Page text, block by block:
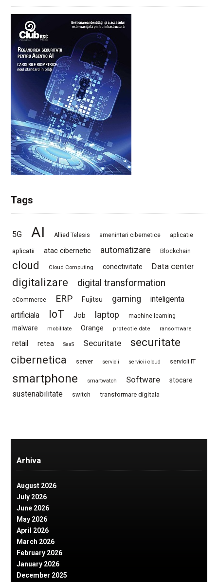
Tags
5G AI Allied Telesis amenintari cibernetice aplicatie
aplicatii atac cibernetic automatizare Blockchain
cloud Cloud Computing conectivitate Data center
digitalizare digital transformation
eCommerce ERP Fujitsu gaming
inteligenta
artificiala
IoT Job laptop machine learning
malware mobilitate Orange protectie date ransomware
retail retea SaaS Securitate
securitate
cibernetica
server servicii servicii cloud servicii IT
smartphone smartwatch Software stocare
sustenabilitate switch transformare digitala
Arhiva
August 2026
July 2026
June 2026
May 2026
April 2026
March 2026
February 2026
January 2026
December 2025